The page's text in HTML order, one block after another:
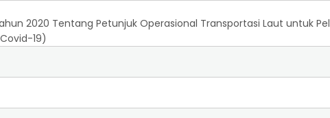
2020 Tentang Petunjuk Operasional Transportasi Laut untuk
19)